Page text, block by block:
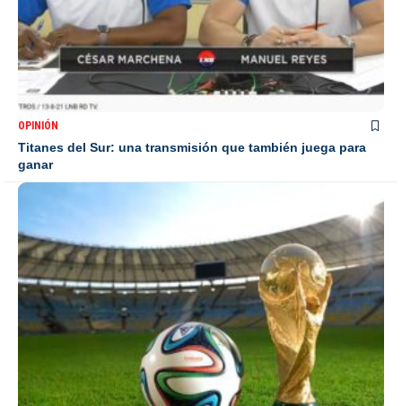
OPINIÓN
Titanes del Sur: una transmisión que también juega para
ganar